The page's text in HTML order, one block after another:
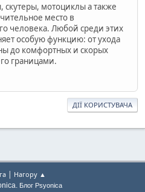
скутеры, мотоциклы а также
место в
человека. Любой среди этих
особую функцию: от ухода
до комфортных и скорых
границами.
ДІЇ КОРИСТУВАЧА
Нагору ▲
Блог Psyonica